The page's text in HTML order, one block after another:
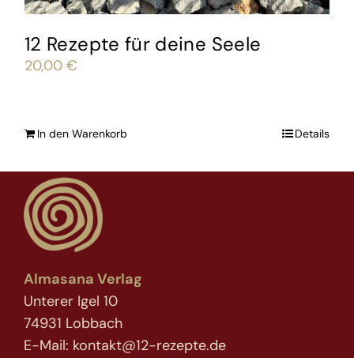
12 Rezepte für deine Seele
20,00 €
In den Warenkorb Details
Almasana Verlag
Unterer Igel 10
74931 Lobbach
E-Mail: kontakt@12-rezepte.de